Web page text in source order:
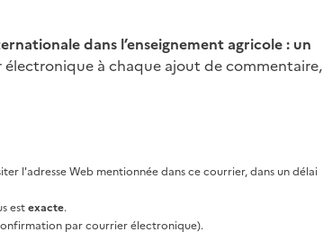
dans l’enseignement agricole : un
à chaque ajout de commentaire,
l'adresse Web mentionnée dans ce courrier, dans un délai
estexacte.
par courrier électronique).